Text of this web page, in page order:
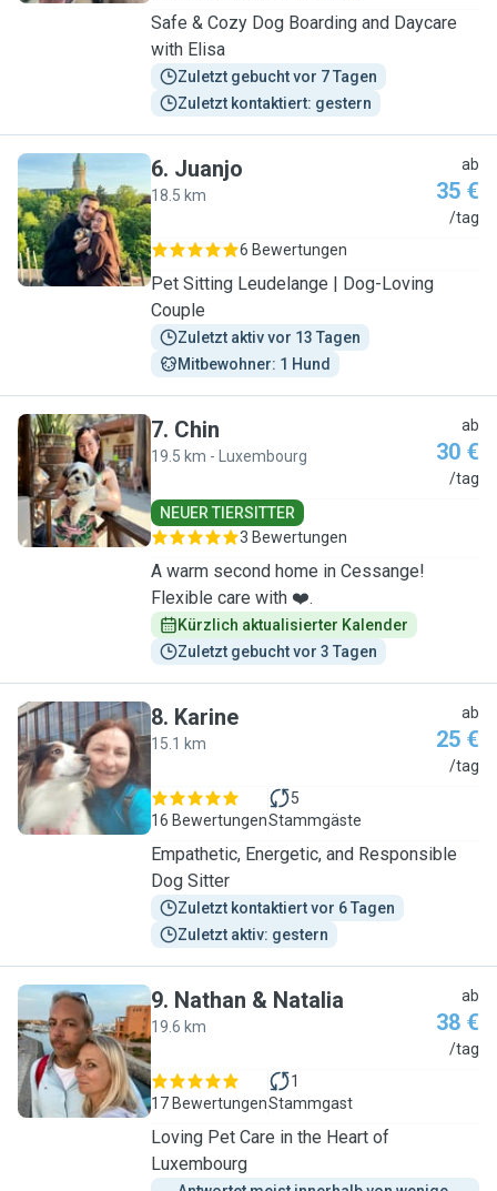
Safe & Cozy Dog Boarding and Daycare
with Elisa
Zuletzt gebucht vor 7 Tagen
Zuletzt kontaktiert: gestern
J
6. Juanjo
18.5 km
ab
35 €
/tag
6 Bewertungen
Pet Sitting Leudelange | Dog-Loving
Couple
Zuletzt aktiv vor 13 Tagen
Mitbewohner: 1 Hund
C
7. Chin
19.5 km - Luxembourg
ab
30 €
/tag
NEUER TIERSITTER
3 Bewertungen
A warm second home in Cessange!
Flexible care with ❤️.
Kürzlich aktualisierter Kalender
Zuletzt gebucht vor 3 Tagen
K
8. Karine
15.1 km
ab
25 €
/tag
16 Bewertungen
5
Stammgäste
Empathetic, Energetic, and Responsible
Dog Sitter
Zuletzt kontaktiert vor 6 Tagen
Zuletzt aktiv: gestern
N
9. Nathan & Natalia
19.6 km
ab
38 €
/tag
17 Bewertungen
1
Stammgast
Loving Pet Care in the Heart of
Luxembourg